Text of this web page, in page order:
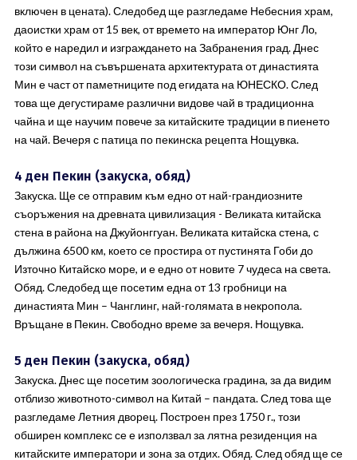
включен в цената). Следобед ще разгледаме Небесния храм,
даоистки храм от 15 век, от времето на император Юнг Ло,
който е наредил и изграждането на Забранения град. Днес
този символ на съвършената архитектурата от династията
Мин е част от паметниците под егидата на ЮНЕСКО. След
това ще дегустираме различни видове чай в традиционна
чайна и ще научим повече за китайските традиции в пиенето
на чай. Вечеря с патица по пекинска рецепта Нощувка.
4 ден Пекин (закуска, обяд)
Закуска. Ще се отправим към едно от най-грандиозните
съоръжения на древната цивилизация - Великата китайска
стена в района на Джуйонггуан. Великата китайска стена, с
дължина 6500 км, което се простира от пустинята Гоби до
Източно Китайско море, и е едно от новите 7 чудеса на света.
Обяд. Следобед ще посетим една от 13 гробници на
династията Мин – Чанглинг, най-голямата в некропола.
Връщане в Пекин. Свободно време за вечеря. Нощувка.
5 ден Пекин (закуска, обяд)
Закуска. Днес ще посетим зоологическа градина, за да видим
отблизо животното-символ на Китай – пандата. След това ще
разгледаме Летния дворец. Построен през 1750 г., този
обширен комплекс се е използвал за лятна резиденция на
китайските императори и зона за отдих. Обяд. След обяд ще се